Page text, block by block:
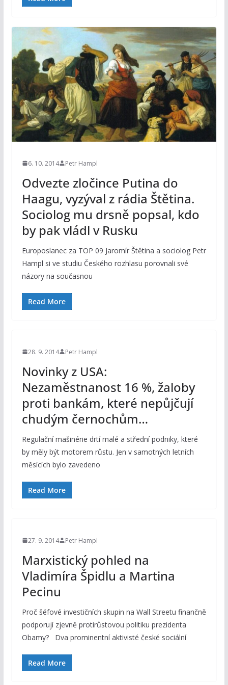
6. 10. 2014 Petr Hampl
Odvezte zločince Putina do
Haagu, vyzýval z rádia Štětina.
Sociolog mu drsně popsal, kdo
by pak vládl v Rusku
Europoslanec za TOP 09 Jaromír Štětina a sociolog Petr
Hampl si ve studiu Českého rozhlasu porovnali své
názory na současnou
Read More
28. 9. 2014 Petr Hampl
Novinky z USA:
Nezaměstnanost 16 %, žaloby
proti bankám, které nepůjčují
chudým černochům…
Regulační mašinérie drtí malé a střední podniky, které
by měly být motorem růstu. Jen v samotných letních
měsících bylo zavedeno
Read More
27. 9. 2014 Petr Hampl
Marxistický pohled na
Vladimíra Špidlu a Martina
Pecinu
Proč šéfové investičních skupin na Wall Streetu finančně
podporují zjevně protirůstovou politiku prezidenta
Obamy? Dva prominentní aktivisté české sociální
Read More